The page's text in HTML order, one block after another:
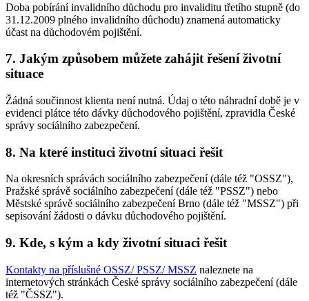
Doba pobírání invalidního důchodu pro invaliditu třetího stupně (do
31.12.2009 plného invalidního důchodu) znamená automaticky
účast na důchodovém pojištění.
7. Jakým způsobem můžete zahájit řešení životní
situace
Žádná součinnost klienta není nutná. Údaj o této náhradní době je v
evidenci plátce této dávky důchodového pojištění, zpravidla České
správy sociálního zabezpečení.
8. Na které instituci životní situaci řešit
Na okresních správách sociálního zabezpečení (dále též "OSSZ"),
Pražské správě sociálního zabezpečení (dále též "PSSZ") nebo
Městské správě sociálního zabezpečení Brno (dále též "MSSZ") při
sepisování žádosti o dávku důchodového pojištění.
9. Kde, s kým a kdy životní situaci řešit
Kontakty na příslušné OSSZ/ PSSZ/ MSSZ naleznete na
internetových stránkách České správy sociálního zabezpečení (dále
též "ČSSZ").